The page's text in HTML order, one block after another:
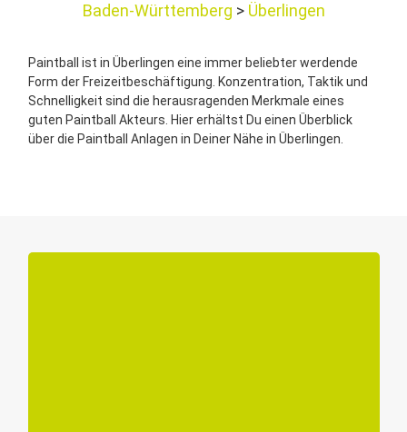
Baden-Württemberg
Überlingen
Paintball ist in Überlingen eine immer beliebter werdende
Form der Freizeitbeschäftigung. Konzentration, Taktik und
Schnelligkeit sind die herausragenden Merkmale eines
guten Paintball Akteurs. Hier erhältst Du einen Überblick
über die Paintball Anlagen in Deiner Nähe in Überlingen.